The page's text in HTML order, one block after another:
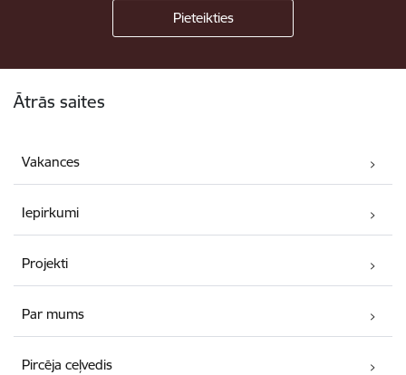
Ātrās saites
Vakances
Iepirkumi
Projekti
Par mums
Pircēja ceļvedis